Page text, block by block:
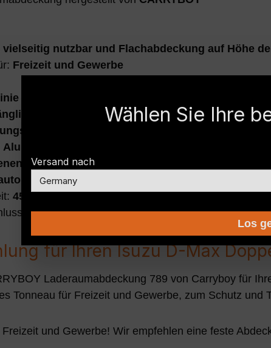
vielseitig nutzbar und Flachabdeckung auf Höhe
Freizeit und Gewerbe
und Klammern
Aluminium
45-60 min
Zwei-Punkt-Verriegelung - Schwarze Lamellen
für Ihren Isuzu D-Max
Laderaumabdeckung 789 von Carryboy für
Tonneau für Freizeit und Gewerbe, zum Schutz und
und Gewerbe! Wir empfehlen eine feste
Wählen Sie Ihre
Versand nach
Los